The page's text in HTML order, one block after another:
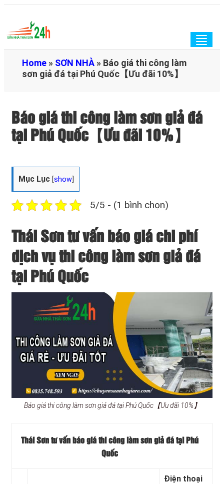
Home » SƠN NHÀ » Báo giá thi công làm
sơn giả đá tại Phú Quốc【Ưu đãi 10%】
Báo giá thi công làm sơn giả đá
tại Phú Quốc【Ưu đãi 10%】
Mục Lục [show
5/5 - (1 bình chọn)
Thái Sơn tư vấn báo giá chi phí
dịch vụ thi công làm sơn giả đá
tại Phú Quốc
Báo giá thi công làm sơn giả đá tại Phú Quốc【Ưu đãi 10%】
Thái Sơn tư vấn báo giá thi công làm sơn giả đá tại Phú
Quốc
Điện thoại